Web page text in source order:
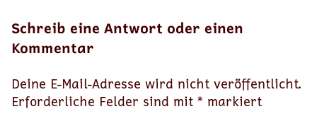
Schreib eine Antwort oder einen
Kommentar
Deine E-Mail-Adresse wird nicht veröffentlicht.
Erforderliche Felder sind mit * markiert